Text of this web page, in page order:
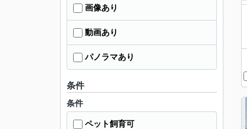
画像あり
動画あり
パノラマあり
条件
条件
ペット飼育可